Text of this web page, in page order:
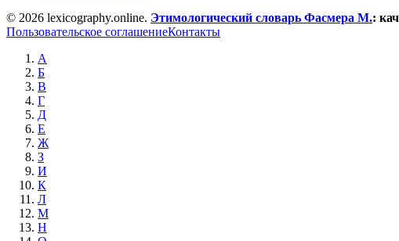
© 2026 lexicography.online. Этимологический словарь Фасмера М.:
Пользовательское соглашениеКонтакты
А
Б
В
Г
Д
Е
Ж
З
И
К
Л
М
Н